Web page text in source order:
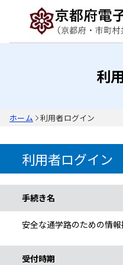
利
ホーム 利用者ログイン
利用者ログイン
手続き名
安全な通学路のための情
受付時期